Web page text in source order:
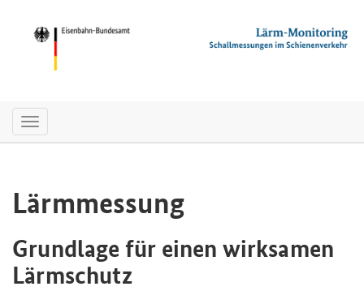
Toggle
navigation
Lärmmessung
Grundlage für einen wirksamen
Lärmschutz